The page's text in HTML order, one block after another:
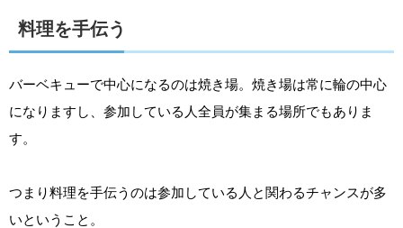
料理を手伝う
バーベキューで中心になるのは焼き場。焼き場は常に輪の中心
になりますし、参加している人全員が集まる場所でもありま
す。
つまり料理を手伝うのは参加している人と関わるチャンスが多
いということ。